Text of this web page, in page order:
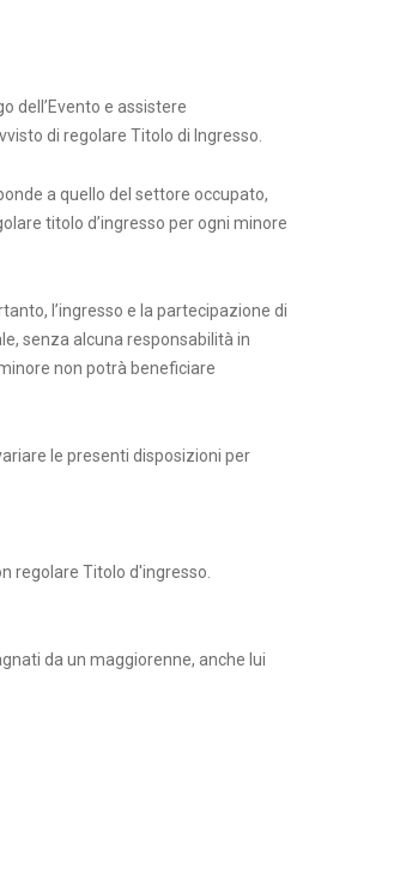
dell’Evento e assistere
di regolare Titolo di Ingresso.
a quello del settore occupato,
titolo d’ingresso per ogni minore
l’ingresso e la partecipazione di
senza alcuna responsabilità in
non potrà beneficiare
le presenti disposizioni per
regolare Titolo d'ingresso.
da un maggiorenne, anche lui